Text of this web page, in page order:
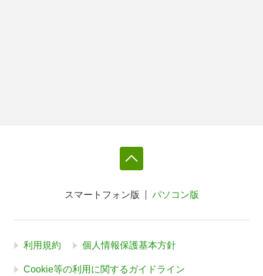
スマートフォン版 パソコン版
利用規約 個人情報保護基本方針
Cookie等の利用に関するガイドライン